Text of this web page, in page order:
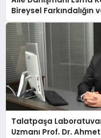
Bireysel Farkındalığın
Anlatıyor
Talatpaşa
Uzmanı Prof. Dr.